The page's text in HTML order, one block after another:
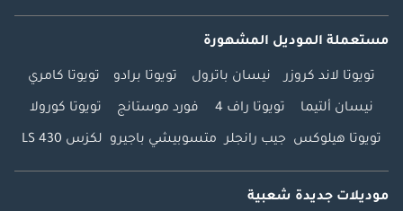
مستعملة الموديل المشهورة
تويوتا لاند كروزر نيسان باترول تويوتا برادو تويوتا كامري
نيسان ألتيما تويوتا راف 4 فورد موستانج تويوتا كورولا
تويوتا هيلوكس جيب رانجلر متسوبيشي باجيرو لكزس LS 430
موديلات جديدة شعبية